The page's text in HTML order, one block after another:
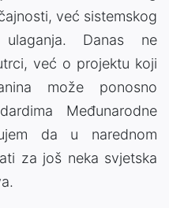
već sistemskog
Danas ne
već o projektu koji
može ponosno
Međunarodne
da u narednom
za još neka svjetska